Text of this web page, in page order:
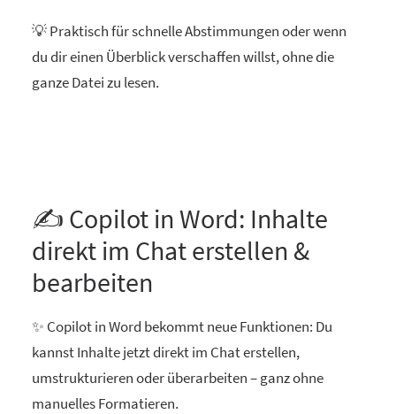
💡 Praktisch für schnelle Abstimmungen oder wenn
du dir einen Überblick verschaffen willst, ohne die
ganze Datei zu lesen.
✍️ Copilot in Word: Inhalte
direkt im Chat erstellen &
bearbeiten
✨ Copilot in Word bekommt neue Funktionen: Du
kannst Inhalte jetzt direkt im Chat erstellen,
umstrukturieren oder überarbeiten – ganz ohne
manuelles Formatieren.